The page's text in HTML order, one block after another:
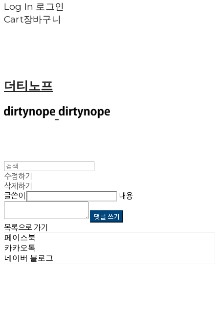
Log In 로그인
Cart장바구니
더티노프
수정하기
삭제하기
글쓴이
내용
댓글 쓰기
목록으로 가기
페이스북
카카오톡
네이버 블로그